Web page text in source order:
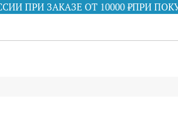
ЗАКАЗЕ ОТ 10000 ₽ ПРИ ПОКУПКЕ